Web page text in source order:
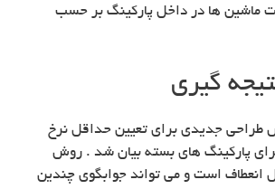
ماشین ها در داخل پارکینگ بر حسب
گیری
طراحی جدیدی برای تعیین حداقل نرخ
برای پارکینگ های بسته بیان شد . روش
انعطاف است و می تواند جوابگوی چندین